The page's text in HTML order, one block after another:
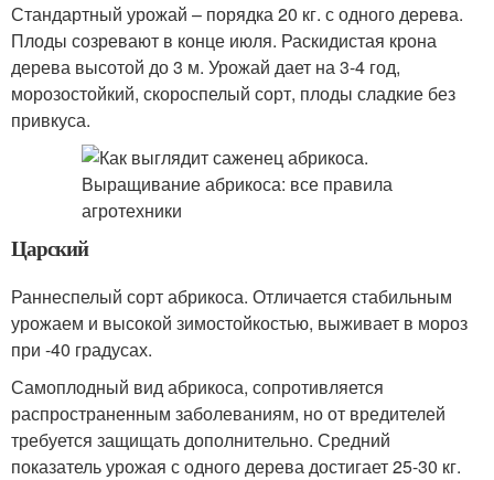
Стандартный урожай – порядка 20 кг. с одного дерева.
Плоды созревают в конце июля. Раскидистая крона
дерева высотой до 3 м. Урожай дает на 3-4 год,
морозостойкий, скороспелый сорт, плоды сладкие без
привкуса.
Царский
Раннеспелый сорт абрикоса. Отличается стабильным
урожаем и высокой зимостойкостью, выживает в мороз
при -40 градусах.
Самоплодный вид абрикоса, сопротивляется
распространенным заболеваниям, но от вредителей
требуется защищать дополнительно. Средний
показатель урожая с одного дерева достигает 25-30 кг.